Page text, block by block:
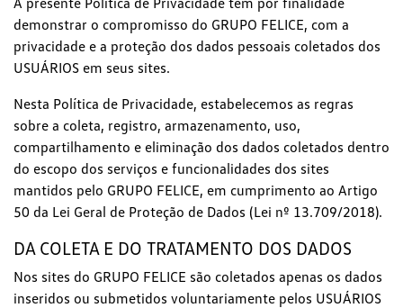
demonstrar o compromisso do GRUPO FELICE, com a
privacidade e a proteção dos dados pessoais coletados dos
USUÁRIOS em seus sites.
Nesta Política de Privacidade, estabelecemos as regras
sobre a coleta, registro, armazenamento, uso,
compartilhamento e eliminação dos dados coletados dentro
do escopo dos serviços e funcionalidades dos sites
mantidos pelo GRUPO FELICE, em cumprimento ao Artigo
50 da Lei Geral de Proteção de Dados (Lei nº 13.709/2018).
DA COLETA E DO TRATAMENTO DOS DADOS
Nos sites do GRUPO FELICE são coletados apenas os dados
inseridos ou submetidos voluntariamente pelos USUÁRIOS